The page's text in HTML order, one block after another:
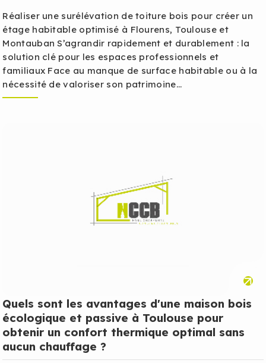
Réaliser une surélévation de toiture bois pour créer un
étage habitable optimisé à Flourens, Toulouse et
Montauban S’agrandir rapidement et durablement : la
solution clé pour les espaces professionnels et
familiaux Face au manque de surface habitable ou à la
nécessité de valoriser son patrimoine...
Quels sont les avantages d'une maison bois
écologique et passive à Toulouse pour
obtenir un confort thermique optimal sans
aucun chauffage ?